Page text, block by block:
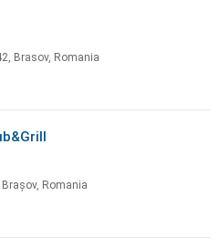
Brasov, Romania
Romania